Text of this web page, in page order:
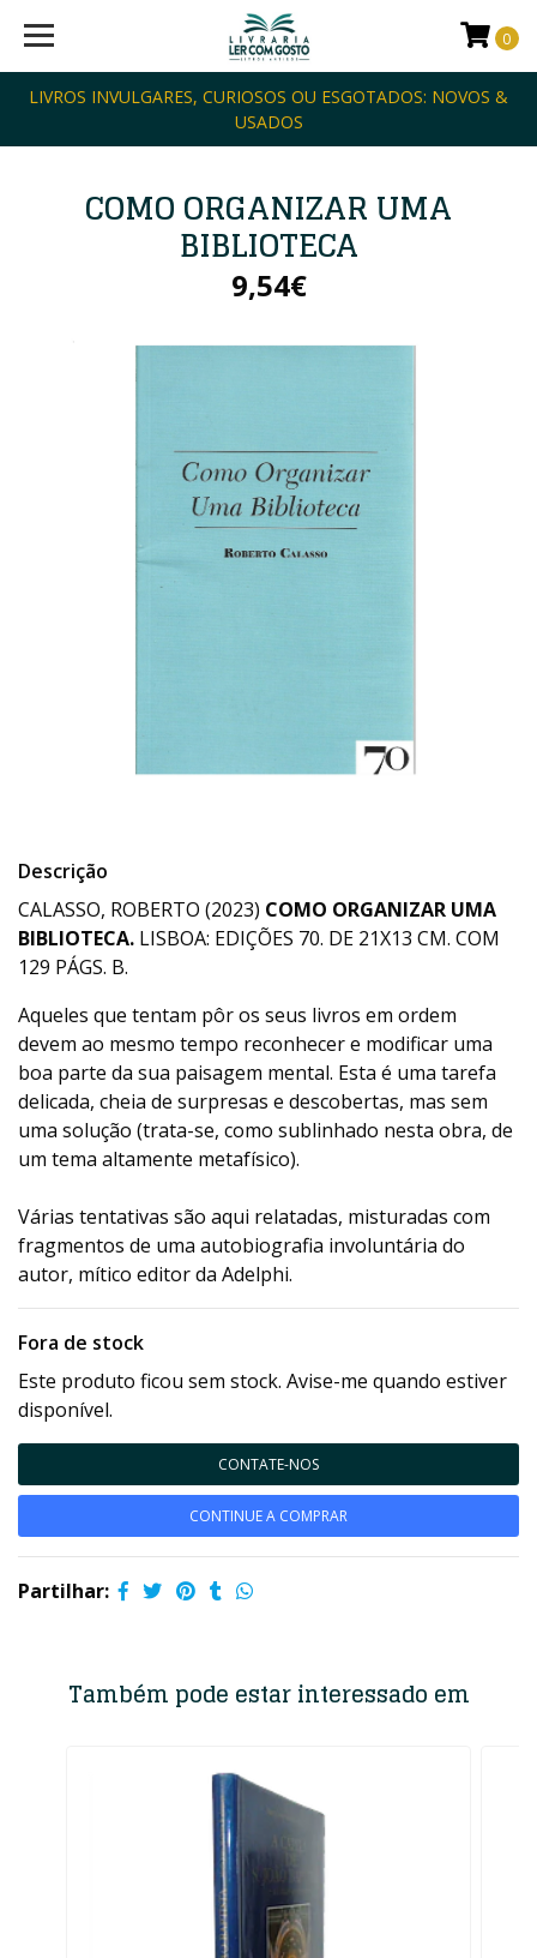
LIVROS INVULGARES, CURIOSOS OU ESGOTADOS: NOVOS &
USADOS
0
COMO ORGANIZAR UMA
BIBLIOTECA
9,54€
Descrição
CALASSO, ROBERTO (2023) COMO ORGANIZAR UMA
BIBLIOTECA. LISBOA: EDIÇÕES 70. DE 21X13 CM. COM
129 PÁGS. B.
Aqueles que tentam pôr os seus livros em ordem
devem ao mesmo tempo reconhecer e modificar uma
boa parte da sua paisagem mental. Esta é uma tarefa
delicada, cheia de surpresas e descobertas, mas sem
uma solução (trata-se, como sublinhado nesta obra, de
um tema altamente metafísico).
Várias tentativas são aqui relatadas, misturadas com
fragmentos de uma autobiografia involuntária do
autor, mítico editor da Adelphi.
Fora de stock
Este produto ficou sem stock. Avise-me quando estiver
disponível.
CONTATE-NOS
CONTINUE A COMPRAR
Partilhar:
Também pode estar interessado em